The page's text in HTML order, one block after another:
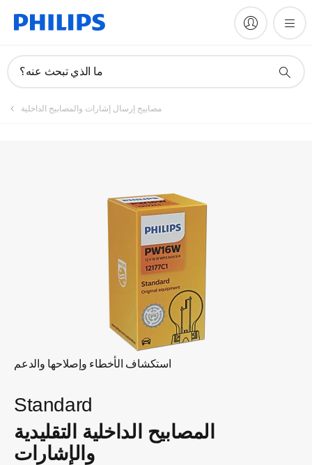
ما الذي تبحث عنه؟
مصابيح إرسال إشارات والمصابيح الداخلية
استكشاف الأخطاء وإصلاحها والدعم
Standard
المصابيح الداخلية التقليدية
والإشارات